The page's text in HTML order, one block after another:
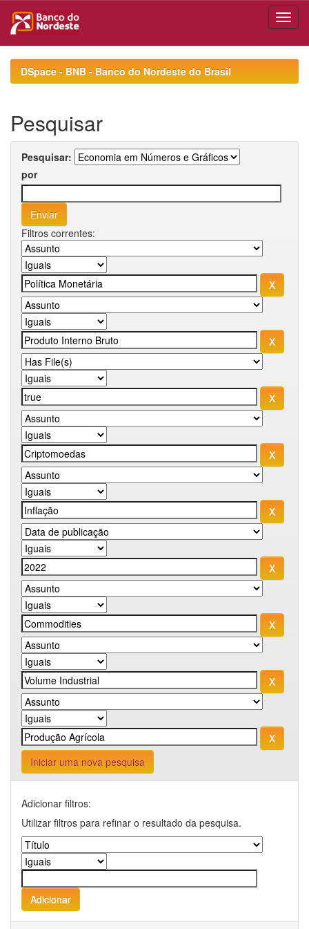
navigationDSpace - BNB - Banco do Nordeste do Brasil
Pesquisar
Pesquisar:
por
Filtros correntes:
Iniciar uma nova pesquisa
Adicionar filtros:
Utilizar filtros para refinar o resultado da pesquisa.